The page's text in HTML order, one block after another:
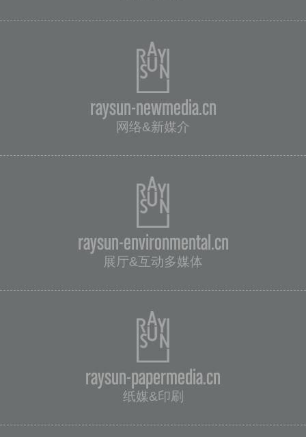
raysun-newmedia.cn
网络&新媒介
raysun-environmental.cn
展厅&互动多媒体
raysun-papermedia.cn
纸媒&印刷